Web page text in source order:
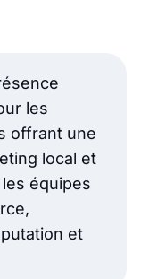
les
offrant une
local et
équipes
et